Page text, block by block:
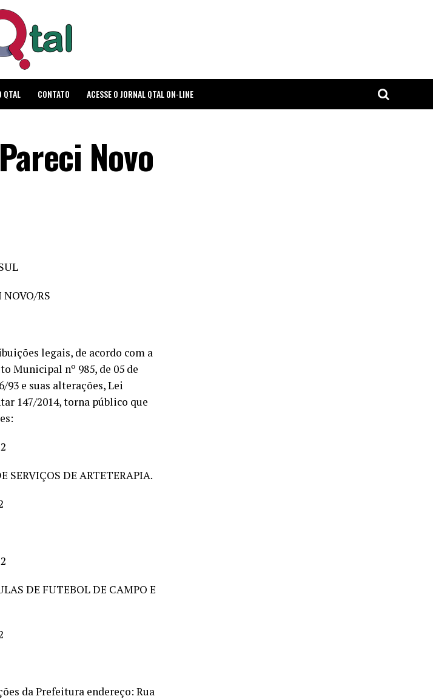
QTAL CONTATO ACESSE O JORNAL QTAL ON-LINE
Novo
RS
legais, de acordo com a
Municipal nº 985, de 05 de
93 e suas alterações, Lei
147/2014, torna público que
SERVIÇOS DE ARTETERAPIA.
DE FUTEBOL DE CAMPO E
da Prefeitura endereço: Rua